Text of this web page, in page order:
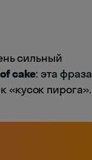
сильный
cake: эта фраза
«кусок пирога».